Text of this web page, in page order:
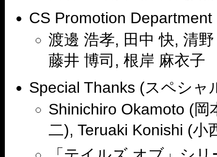
CS Promotion
渡邊 浩孝, 田中 快, 清
藤井 博司, 根岸 麻衣子
Special Thanks (スペシャ
Shinichiro Okamoto (岡
二), Teruaki Konishi (小